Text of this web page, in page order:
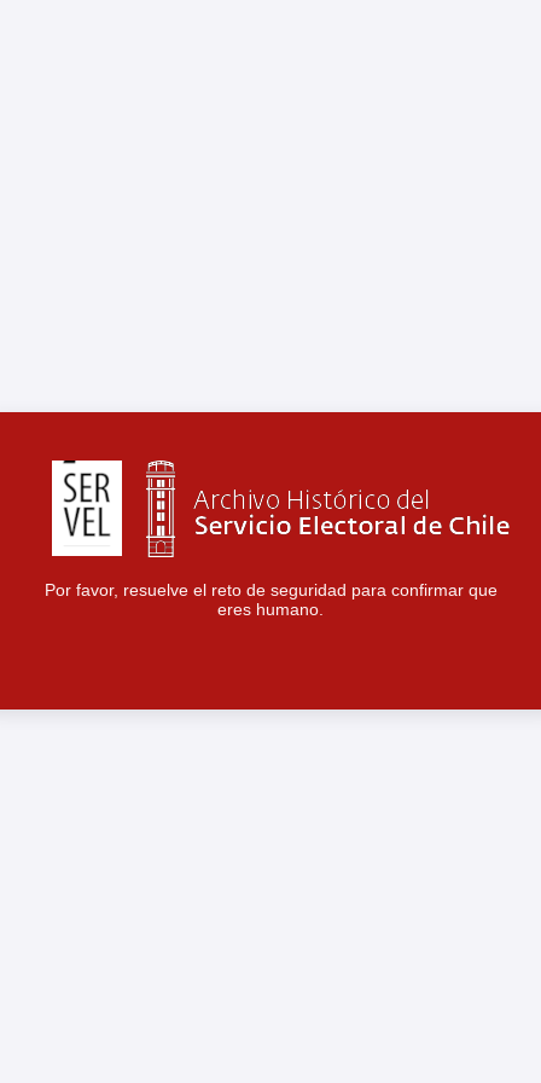
Por favor, resuelve el reto de seguridad para confirmar que
eres humano.